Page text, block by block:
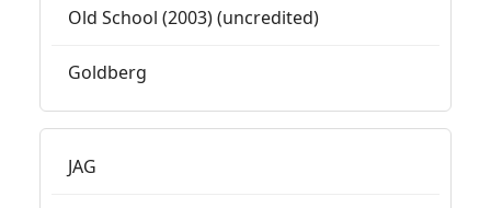
Old School (2003) (uncredited)
Goldberg
JAG